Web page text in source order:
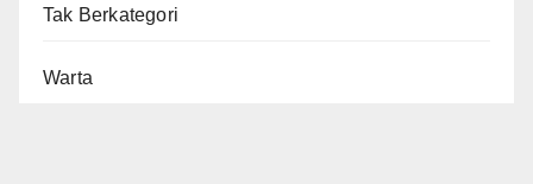
Tak Berkategori
Warta